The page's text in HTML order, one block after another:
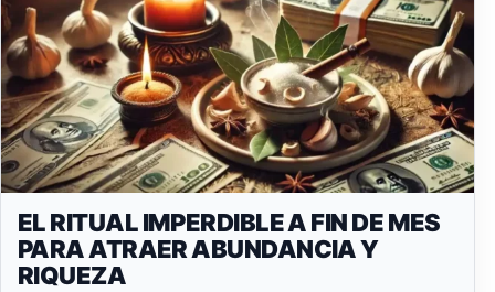
EL RITUAL IMPERDIBLE A FIN DE MES
PARA ATRAER ABUNDANCIA Y
RIQUEZA